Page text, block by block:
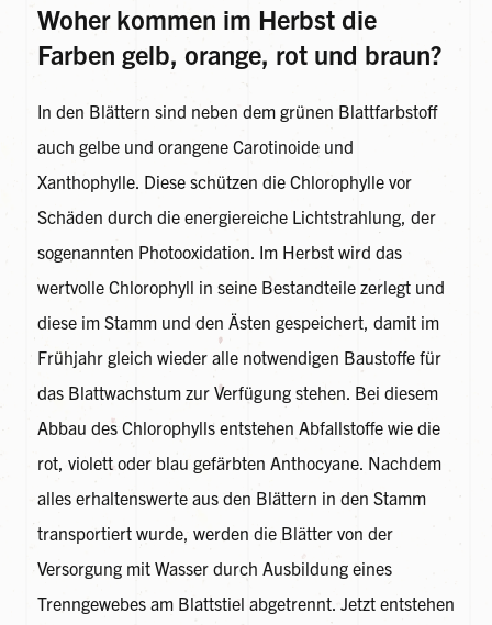
Woher kommen im Herbst die
Farben gelb, orange, rot und braun?
In den Blättern sind neben dem grünen Blattfarbstoff
auch gelbe und orangene Carotinoide und
Xanthophylle. Diese schützen die Chlorophylle vor
Schäden durch die energiereiche Lichtstrahlung, der
sogenannten Photooxidation. Im Herbst wird das
wertvolle Chlorophyll in seine Bestandteile zerlegt und
diese im Stamm und den Ästen gespeichert, damit im
Frühjahr gleich wieder alle notwendigen Baustoffe für
das Blattwachstum zur Verfügung stehen. Bei diesem
Abbau des Chlorophylls entstehen Abfallstoffe wie die
rot, violett oder blau gefärbten Anthocyane. Nachdem
alles erhaltenswerte aus den Blättern in den Stamm
transportiert wurde, werden die Blätter von der
Versorgung mit Wasser durch Ausbildung eines
Trenngewebes am Blattstiel abgetrennt. Jetzt entstehen